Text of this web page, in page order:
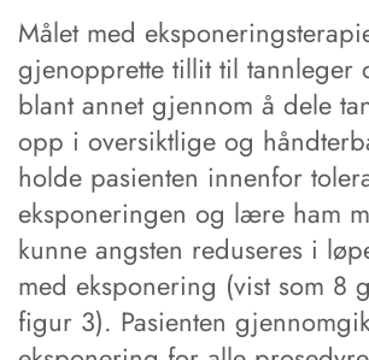
Målet med
gjenopprette tillit til tannleger
blant annet gjennom å dele
opp i oversiktlige og
holde pasienten innenfor
eksponeringen og lære ham
kunne angsten reduseres i
med eksponering (vist som 8
figur 3). Pasienten